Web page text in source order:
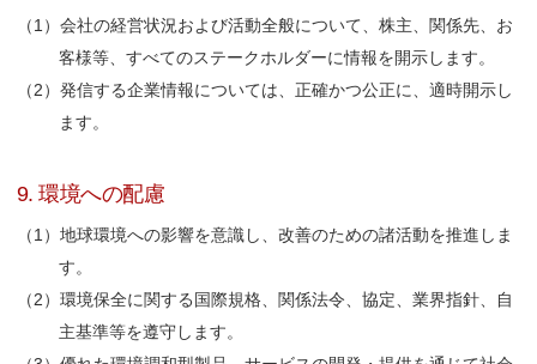
会社の経営状況および活動全般について、株主、関係先、お
客様等、すべてのステークホルダーに情報を開示します。
発信する企業情報については、正確かつ公正に、適時開示し
ます。
9. 環境への配慮
地球環境への影響を意識し、改善のための諸活動を推進しま
す。
環境保全に関する国際規格、関係法令、協定、業界指針、自
主基準等を遵守します。